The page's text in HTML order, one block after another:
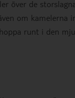
över de
om kamelerna
runt i den